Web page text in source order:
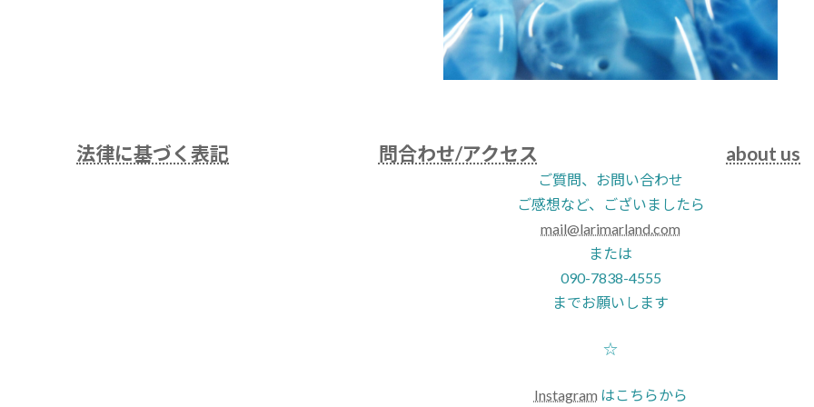
法律に基づく表記 問合わせ/アクセス about us
ご質問、お問い合わせ
ご感想など、ございましたら
mail@larimarland.com
または
090-7838-4555
までお願いします
☆
Instagram はこちらから